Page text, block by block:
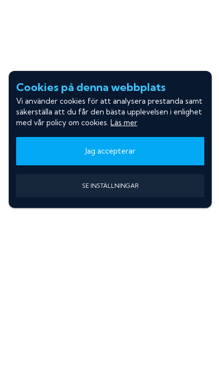
Cookies på denna webbplats
Vi använder cookies för att analysera prestanda samt
säkerställa att du får den bästa upplevelsen i enlighet
med vår policy om cookies. Läs mer
Jag accepterar
SE INSTÄLLNINGAR